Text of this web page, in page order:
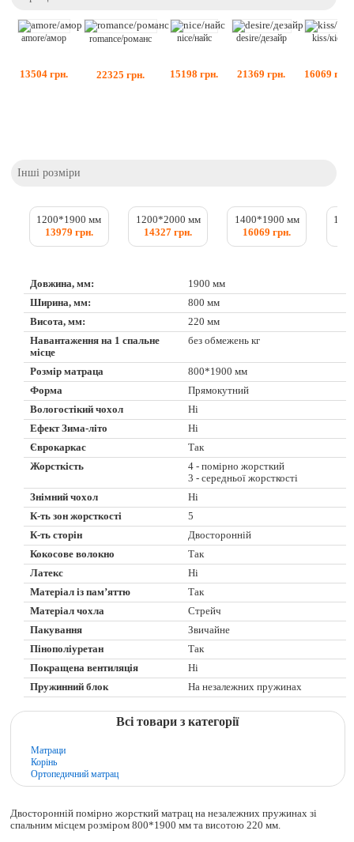
amore/амор
13504 грн.
romance/романс
22325 грн.
nice/найс
15198 грн.
desire/дезайр
21369 грн.
kiss/кісс
16069 грн.
Інші розміри
1200*1900 мм
13979 грн.
1200*2000 мм
14327 грн.
1400*1900 мм
16069 грн.
Довжина, мм:
1900 мм
Ширина, мм:
800 мм
Висота, мм:
220 мм
Навантаження на 1 спальне
місце
без обмежень кг
Розмір матраца
800*1900 мм
Форма
Прямокутний
Вологостікий чохол
Ні
Ефект Зима-літо
Ні
Єврокаркас
Так
Жорсткість
4 - помірно жорсткий
3 - середньої жорсткості
Знімний чохол
Ні
К-ть зон жорсткості
5
К-ть сторін
Двосторонній
Кокосове волокно
Так
Латекс
Ні
Матеріал із пам’яттю
Так
Матеріал чохла
Стрейч
Пакування
Звичайне
Пінополіуретан
Так
Покращена вентиляція
Ні
Пружинний блок
На незалежних пружинах
Всі товари з категорії
Матраци
Корінь
Ортопедичний матрац
Двосторонній помірно жорсткий матрац на незалежних пружинах зі
спальним місцем розміром 800*1900 мм та висотою 220 мм.